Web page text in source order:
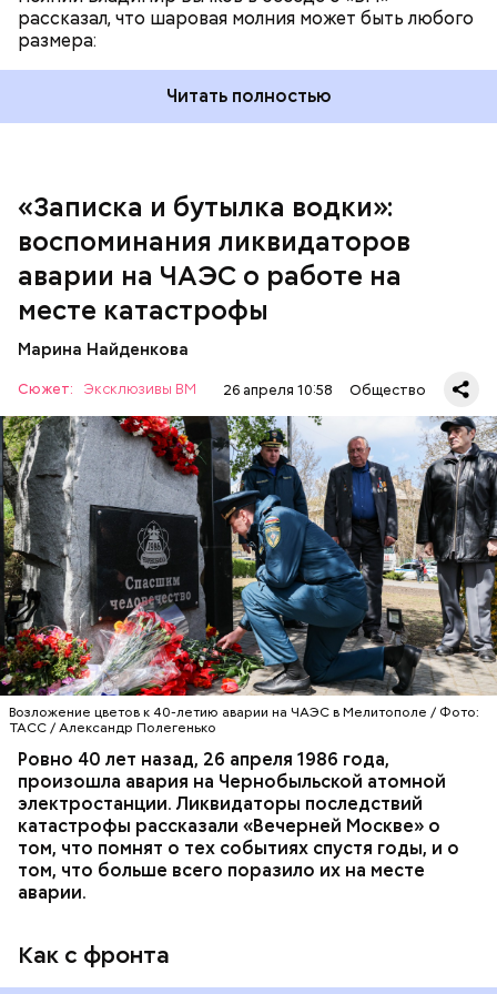
рассказал, что шаровая молния может быть любого
размера:
Читать полностью
«Записка и бутылка водки»:
воспоминания ликвидаторов
аварии на ЧАЭС о работе на
месте катастрофы
Марина Найденкова
Сюжет: Эксклюзивы ВМ 26 апреля 10:58 Общество
Возложение цветов к 40-летию аварии на ЧАЭС в Мелитополе / Фото:
ТАСС / Александр Полегенько
Ровно 40 лет назад, 26 апреля 1986 года,
произошла авария на Чернобыльской атомной
электростанции. Ликвидаторы последствий
катастрофы рассказали «Вечерней Москве» о
том, что помнят о тех событиях спустя годы, и о
том, что больше всего поразило их на месте
аварии.
Как с фронта
Специалист гражданской обороны Московского
авиацентра Владимир Макеев в 1986 году служил в
Киеве в отдельном механизированном полку
гражданской обороны. На тот момент, когда
произошла авария на Чернобыльской атомной
станции, ему было 26 лет.
транспорт. Привезли в полк. Построились. Сказали,
что произошло. Создали мобильный отряд. Через
несколько часов мы направились в сторону
Чернобыля, — вспоминает Макеев.
АВАРИИ ЧЕРНОБЫЛЬ ИСТОРИЯ
Как рассказывает Житие, преподобный родился в
христианской религией и рано принял решение
посвятить свою жизнь Богу. Целыми днями отрок
Как гласит предание, совершая паломничество в
Иерусалим, Николай Чудотворец по просьбе
отчаявшихся путников молитвой успокоил
разбушевавшееся море.
А еще, удержав меч палача, святой Николай спас от
смерти трех мужей, невинно осужденных
корыстолюбивым градоначальником.
добрых дел во славу Божию.